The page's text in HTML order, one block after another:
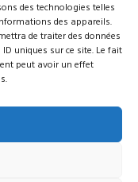
des technologies telles
des appareils.
de traiter des données
uniques sur ce site. Le fait
peut avoir un effet